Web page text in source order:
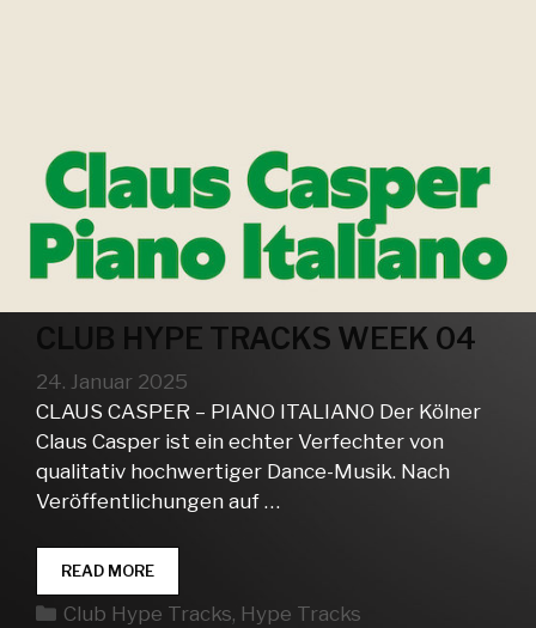
CLUB HYPE TRACKS WEEK 04
24. Januar 2025
CLAUS CASPER – PIANO ITALIANO Der Kölner
Claus Casper ist ein echter Verfechter von
qualitativ hochwertiger Dance-Musik. Nach
Veröffentlichungen auf …
READ MORECLUB
HYPE
TRACKS
Kategorien
Club Hype Tracks, Hype Tracks